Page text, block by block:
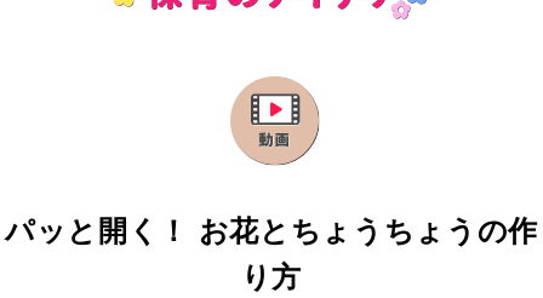
パッと開く！ お花とちょうちょうの作
り方